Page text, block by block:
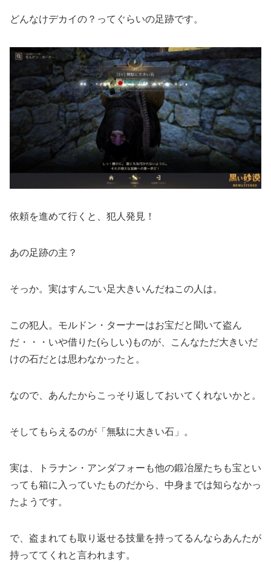
どんなけデカイの？ってぐらいの足跡です。
依頼を進めて行くと、犯人発見！
あの足跡の主？
そっか。実はすんごい足大きいんだねこの人は。
この犯人。モルドン・ターナーはお宝だと聞いて盗ん
だ・・・いや借りた(らしい)ものが、こんなただ大きいだ
けの石だとは思わなかったと。
なので、あんたからこっそり返しておいてくれないかと。
そしてもらえるのが「無駄に大きい石」。
実は、トラナン・アンダフォーも他の鍛冶屋たちも宝とい
っても箱に入っていたものだから、中身までは知らなかっ
たようです。
で、盗まれても取り返せる技量を持ってるんならあんたが
持っててくれと言われます。